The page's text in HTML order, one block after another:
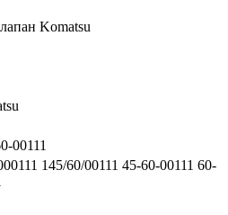
Komatsu
00111
145/60/00111 45-60-00111 60-